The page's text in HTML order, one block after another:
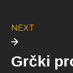
NEXT
Grčki